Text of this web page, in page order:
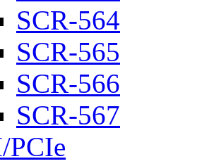
SCR-564
SCR-565
SCR-566
SCR-567
PCIe